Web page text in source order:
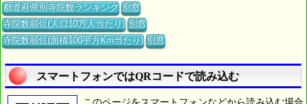
都道府県別寺院数ランキング 別窓
寺院数順位(人口10万人当たり) 別窓
寺院数順位(面積100平方Km当たり) 別窓
スマートフォンではQRコードで読み込む